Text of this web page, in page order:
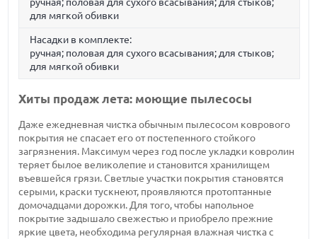
для мягкой обивки
Насадки в комплекте:
ручная; половая для сухого всасывания; для стыков;
для мягкой обивки
Хиты продаж лета: моющие пылесосы
Даже ежедневная чистка обычным пылесосом коврового
покрытия не спасает его от постепенного стойкого
загрязнения. Максимум через год после укладки ковролин
теряет былое великолепие и становится хранилищем
въевшейся грязи. Светлые участки покрытия становятся
серыми, краски тускнеют, проявляются протоптанные
домочадцами дорожки. Для того, чтобы напольное
покрытие задышало свежестью и приобрело прежние
яркие цвета, необходима регулярная влажная чистка с